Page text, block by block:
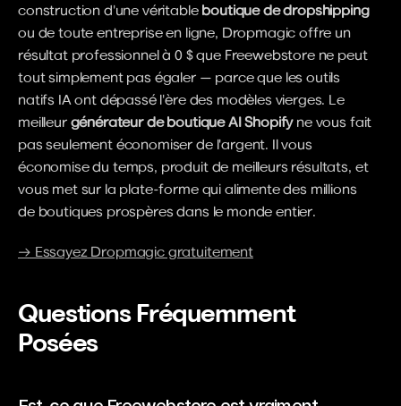
construction d'une véritable boutique de dropshipping
ou de toute entreprise en ligne, Dropmagic offre un
résultat professionnel à 0 $ que Freewebstore ne peut
tout simplement pas égaler — parce que les outils
natifs IA ont dépassé l'ère des modèles vierges. Le
meilleur générateur de boutique AI Shopify ne vous fait
pas seulement économiser de l'argent. Il vous
économise du temps, produit de meilleurs résultats, et
vous met sur la plate-forme qui alimente des millions
de boutiques prospères dans le monde entier.
→ Essayez Dropmagic gratuitement
Questions Fréquemment
Posées